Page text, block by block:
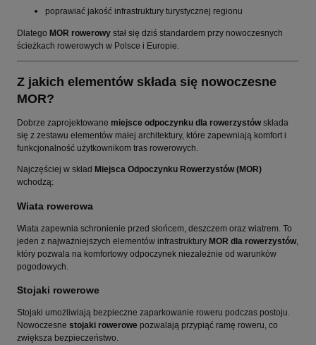
poprawiać jakość infrastruktury turystycznej regionu
Dlatego MOR rowerowy stał się dziś standardem przy nowoczesnych
ścieżkach rowerowych w Polsce i Europie.
Z jakich elementów składa się nowoczesne
MOR?
Dobrze zaprojektowane miejsce odpoczynku dla rowerzystówskłada
się z zestawu elementów małej architektury, które zapewniają komfort i
funkcjonalność użytkownikom tras rowerowych.
Najczęściej w skład Miejsca Odpoczynku Rowerzystów (MOR)
wchodzą:
Wiata rowerowa
Wiata zapewnia schronienie przed słońcem, deszczem oraz wiatrem. To
jeden z najważniejszych elementów infrastruktury MOR dla rowerzystów,
który pozwala na komfortowy odpoczynek niezależnie od warunków
pogodowych.
Stojaki rowerowe
Stojaki umożliwiają bezpieczne zaparkowanie roweru podczas postoju.
Nowoczesne stojaki rowerowe pozwalają przypiąć ramę roweru, co
zwiększa bezpieczeństwo.